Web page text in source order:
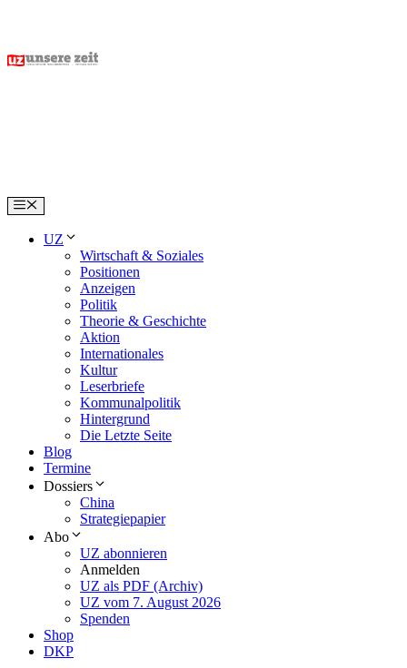
content
Menu
UZ
Wirtschaft & Soziales
Positionen
Anzeigen
Politik
Theorie & Geschichte
Aktion
Internationales
Kultur
Leserbriefe
Kommunalpolitik
Hintergrund
Die Letzte Seite
Blog
Termine
Dossiers
China
Strategiepapier
Abo
UZ abonnieren
Anmelden
UZ als PDF (Archiv)
UZ vom 7. August 2026
Spenden
Shop
DKP